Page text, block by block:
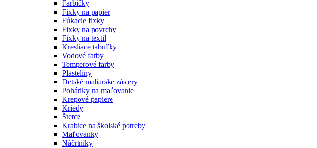
Farbičky
Fixky na papier
Fúkacie fixky
Fixky na povrchy
Fixky na textil
Kresliace tabuľky
Vodové farby
Temperové farby
Plastelíny
Detské maliarske zástery
Poháriky na maľovanie
Krepové papiere
Kriedy
Štetce
Krabice na školské potreby
Maľovanky
Náčrtníky